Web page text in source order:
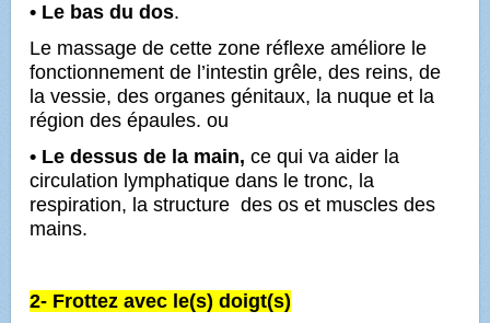
• Le bas du dos.
Le massage de cette zone réflexe améliore le
fonctionnement de l’intestin grêle, des reins, de
la vessie, des organes génitaux, la nuque et la
région des épaules. ou
• Le dessus de la main, ce qui va aider la
circulation lymphatique dans le tronc, la
respiration, la structure des os et muscles des
mains.
2- Frottez avec le(s) doigt(s)